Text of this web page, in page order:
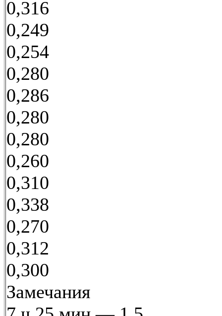
0,316
0,249
0,254
0,280
0,286
0,280
0,280
0,260
0,310
0,338
0,270
0,312
0,300
Замечания